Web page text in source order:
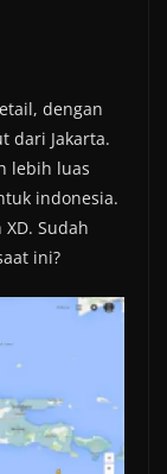
dengan
dari Jakarta.
lebih luas
indonesia.
Sudah
ini?